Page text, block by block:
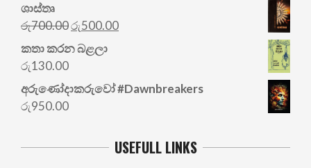
ශාස්තෘ
රු700.00Original
price
was:
රු500.00Current
කතා කරන බළලා
රු130.00
අරු‍ණෝදාකරුවෝ #Dawnbreakers
රු950.00
USEFULL LINKS